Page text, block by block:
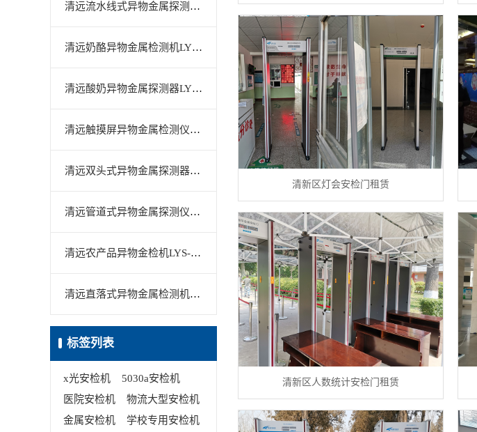
清远流水线式异物金属探测仪LYS-550A
清远奶酪异物金属检测机LYS-506E
清远酸奶异物金属探测器LYS-501A
清远触摸屏异物金属检测仪LYS-506H
清远双头式异物金属探测器LYS-550C
清远管道式异物金属探测仪LYS-550B
清远农产品异物金检机LYS-506H
清远直落式异物金属检测机LYS-550G
标签列表
x光安检机
5030a安检机
医院安检机
物流大型安检机
金属安检机
学校专用安检机
清新区灯会安检门租赁
清新区人数统计安检门租赁